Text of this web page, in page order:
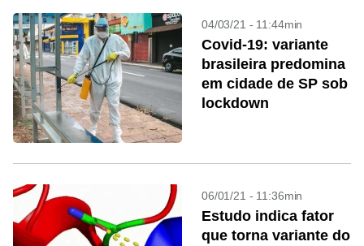
04/03/21 - 11:44min
Covid-19: variante
brasileira predomina
em cidade de SP sob
lockdown
06/01/21 - 11:36min
Estudo indica fator
que torna variante do